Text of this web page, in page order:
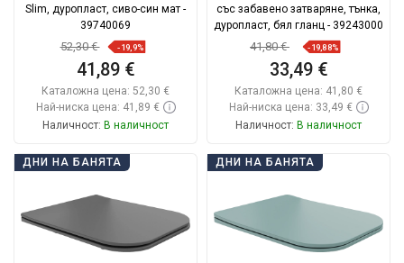
Slim, дуропласт, сиво-син мат -
39740069
52,30 € -19,9%
41,89 €
Каталожна цена: 52,30 €
Най-ниска цена: 41,89 €
Наличност: В наличност
Добави в количката
Сравнете
със забавено затваряне, тънка,
дуропласт, бял гланц - 39243000
41,80 € -19,88%
33,49 €
Каталожна цена: 41,80 €
Най-ниска цена: 33,49 €
Наличност: В наличност
Добави в количката
Сравнете
ДНИ НА БАНЯТА ДНИ НА БАНЯТА